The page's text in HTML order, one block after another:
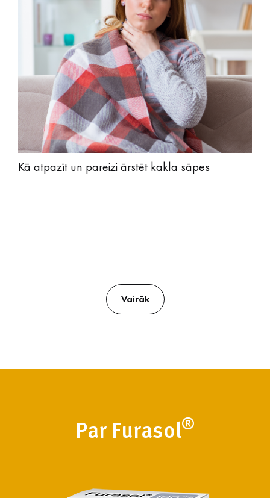
Kā atpazīt un pareizi ārstēt kakla sāpes
Vairāk
Par Furasol®